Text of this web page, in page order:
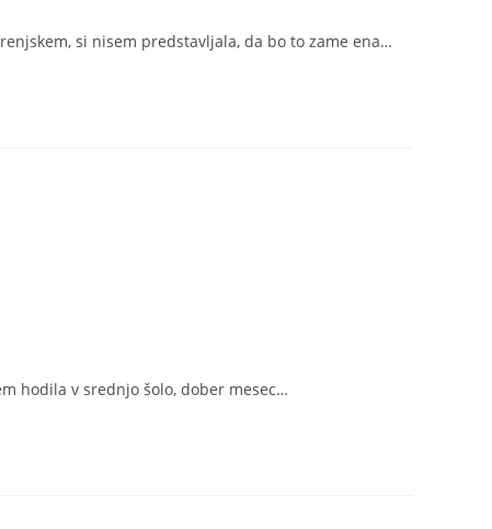
si nisem predstavljala, da bo to zame ena…
hodila v srednjo šolo, dober mesec…